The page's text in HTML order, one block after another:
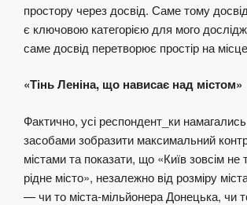
простору через досвід. Саме тому
є ключовою категорією для мого
саме досвід перетворює простір на
«Тінь Леніна, що нависає над містом»
Фактично, усі респондент_ки
засобами зобразити максимальний
містами та показати, що «Київ зовсім не
рідне місто», незалежно від розміру
— чи то міста-мільйонера Донецька, чи